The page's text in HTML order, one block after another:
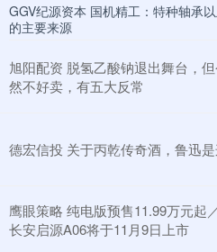
GGV纪源资本 国机精工：特种轴承
的主要来源
旭阳配资 脱氢乙酸钠退出舞台，
然不好卖，有五大反常
德宏信投 关于丙乾传奇酒，鲁迅
鹰眼策略 纯电版预售11.99万元起
长安启源A06将于11月9日上市